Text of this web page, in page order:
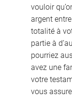
vouloir
argent
totalité à
partie à
pourriez
avez une
votre
vous